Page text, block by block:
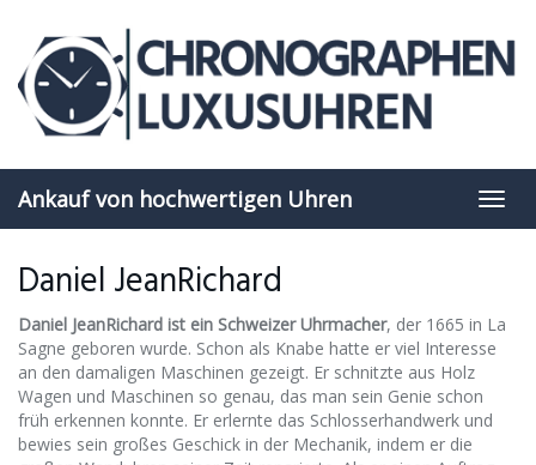
main
content
Ankauf von hochwertigen Uhren
Daniel JeanRichard
Daniel JeanRichard ist ein Schweizer Uhrmacher, der 1665 in La
Sagne geboren wurde. Schon als Knabe hatte er viel Interesse
an den damaligen Maschinen gezeigt. Er schnitzte aus Holz
Wagen und Maschinen so genau, das man sein Genie schon
früh erkennen konnte. Er erlernte das Schlosserhandwerk und
bewies sein großes Geschick in der Mechanik, indem er die